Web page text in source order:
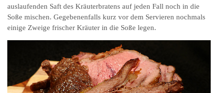
auslaufenden Saft des Kräuterbratens auf jeden Fall noch in die
Soße mischen. Gegebenenfalls kurz vor dem Servieren nochmals
einige Zweige frischer Kräuter in die Soße legen.